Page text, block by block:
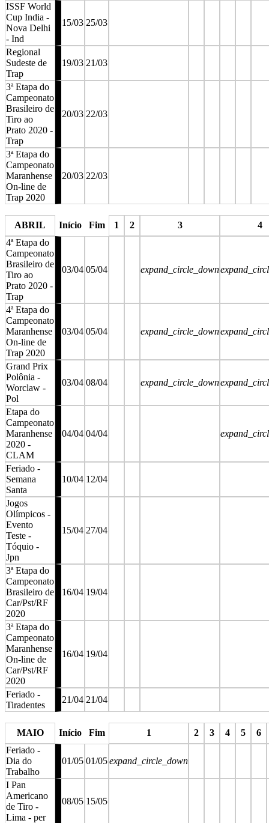
ISSF World
Cup India -
Nova Delhi
- Ind
15/03 25/03
Regional
Sudeste de
Trap
19/03 21/03
3ª Etapa do
Campeonato
Brasileiro de
Tiro ao
Prato 2020 -
Trap
20/03 22/03
3ª Etapa do
Campeonato
Maranhense
On-line de
Trap 2020
20/03 22/03
ABRIL
Início Fim 1 2 3
4
4ª Etapa do
Campeonato
Brasileiro de
Tiro ao
Prato 2020 -
Trap
03/04 05/04 expand_circle_down
4ª Etapa do
Campeonato
Maranhense
On-line de
Trap 2020
03/04 05/04 expand_circle_down
Grand Prix
Polônia -
Worclaw -
Pol
03/04 08/04 expand_circle_down
Etapa do
Campeonato
Maranhense
2020 -
CLAM
04/04 04/04
Feriado -
Semana
Santa
10/04 12/04
Jogos
Olímpicos -
Evento
Teste -
Tóquio -
Jpn
15/04 27/04
3ª Etapa do
Campeonato
Brasileiro de
Car/Pst/RF
2020
16/04 19/04
3ª Etapa do
Campeonato
Maranhense
On-line de
Car/Pst/RF
2020
16/04 19/04
Feriado -
Tiradentes
21/04 21/04
MAIO
Início Fim 1 2 3 4 5
6
Feriado -
Dia do
Trabalho
01/05 01/05expand_circle_down
I Pan
Americano
de Tiro -
Lima - per
08/05 15/05